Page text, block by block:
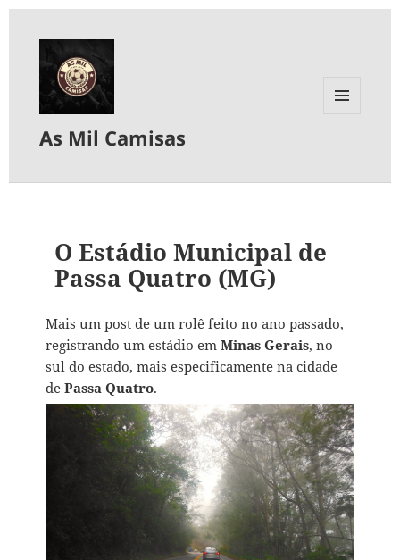
As Mil Camisas
O Estádio Municipal de
Passa Quatro (MG)
Mais um post de um rolê feito no ano passado,
registrando um estádio em Minas Gerais, no
sul do estado, mais especificamente na cidade
dePassa Quatro.